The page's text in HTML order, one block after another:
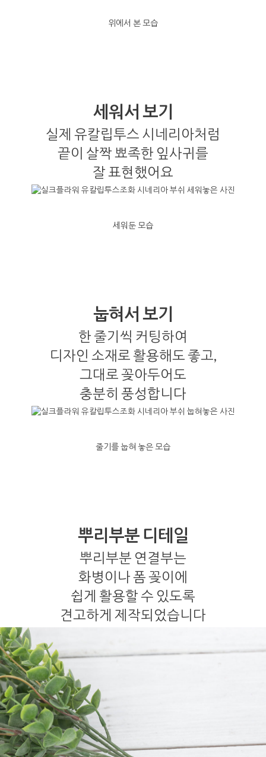
위에서 본 모습
세워서 보기
실제 유칼립투스 시네리아처럼
끝이 살짝 뾰족한 잎사귀를
잘 표현했어요
세워둔 모습
눕혀서 보기
한 줄기씩 커팅하여
디자인 소재로 활용해도 좋고,
그대로 꽂아두어도
충분히 풍성합니다
줄기를 눕혀 놓은 모습
뿌리부분 디테일
뿌리부분 연결부는
화병이나 폼 꽂이에
쉽게 활용할 수 있도록
견고하게 제작되었습니다